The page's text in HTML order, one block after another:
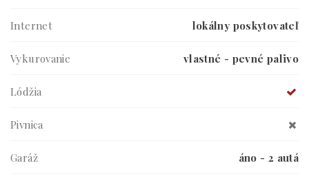
Internet lokálny poskytovateľ
Vykurovanie vlastné - pevné palivo
Lódžia
Pivnica
Garáž áno - 2 autá